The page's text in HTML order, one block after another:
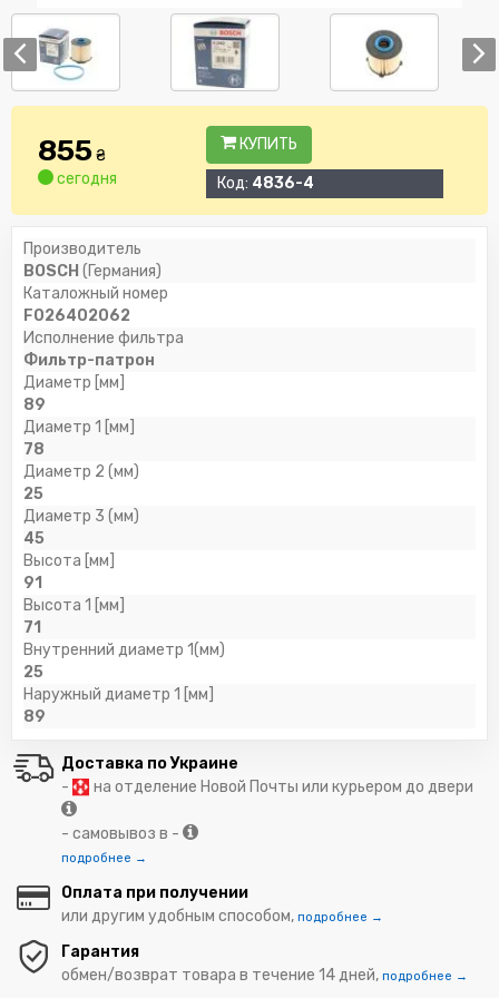
855₴
сегодня
КУПИТЬ
Код: 4836-4
Производитель
BOSCH (Германия)
Каталожный номер
F026402062
Исполнение фильтра
Фильтр-патрон
Диаметр [мм]
89
Диаметр 1 [мм]
78
Диаметр 2 (мм)
25
Диаметр 3 (мм)
45
Высота [мм]
91
Высота 1 [мм]
71
Внутренний диаметр 1(мм)
25
Наружный диаметр 1 [мм]
89
Доставка по Украине
-
на отделение Новой Почты или курьером до двери
- самовывоз в -
подробнее →
Оплата при получении
или другим удобным способом, подробнее →
Гарантия
обмен/возврат товара в течение 14 дней, подробнее →